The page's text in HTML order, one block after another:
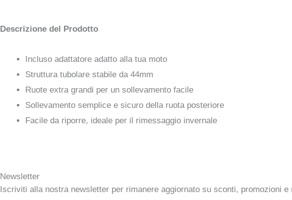
Descrizione del Prodotto
Incluso adattatore adatto alla tua moto
Struttura tubolare stabile da 44mm
Ruote extra grandi per un sollevamento facile
Sollevamento semplice e sicuro della ruota posteriore
Facile da riporre, ideale per il rimessaggio invernale
Newsletter
Iscriviti alla nostra newsletter per rimanere aggiornato su sconti, promozioni e